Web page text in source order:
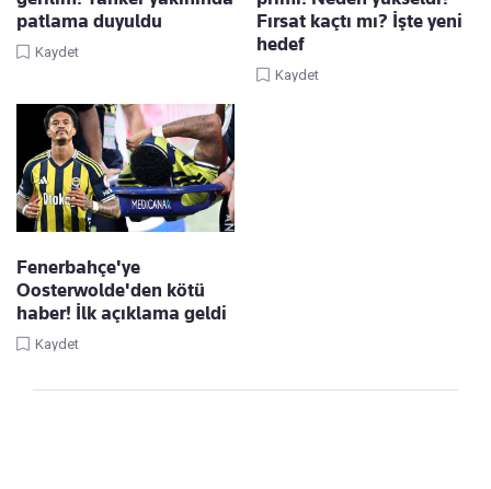
patlama duyuldu
Kaydet
Fırsat kaçtı mı? İşte yeni
hedef
Kaydet
Fenerbahçe'ye
Oosterwolde'den kötü
haber! İlk açıklama geldi
Kaydet